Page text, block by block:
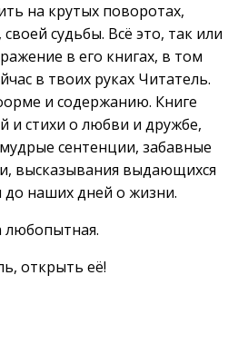
на крутых поворотах,
судьбы. Всё это, так или
в его книгах, в том
в твоих руках Читатель.
и содержанию. Книге
и стихи о любви и дружбе,
сентенции, забавные
высказывания выдающихся
наших дней о жизни.
любопытная.
открыть её!